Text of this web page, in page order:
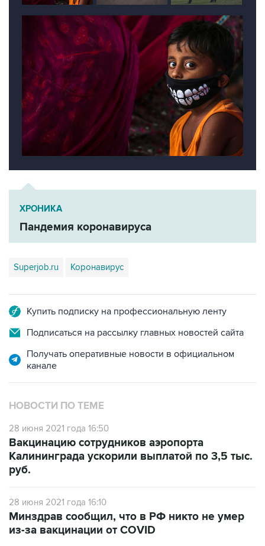
ХРОНИКА
Пандемия коронавируса
Superjob.ru Коронавирус
Купить подписку на профессиональную ленту
Подписаться на рассылку главных новостей сайта
Получать оперативные новости в официальном
канале
НОВОСТИ ПО ТЕМЕ
28 июня 2021 года 16:50
Вакцинацию сотрудников аэропорта
Калининграда ускорили выплатой по 3,5 тыс.
руб.
28 июня 2021 года 16:10
Минздрав сообщил, что в РФ никто не умер
из-за вакцинации от COVID